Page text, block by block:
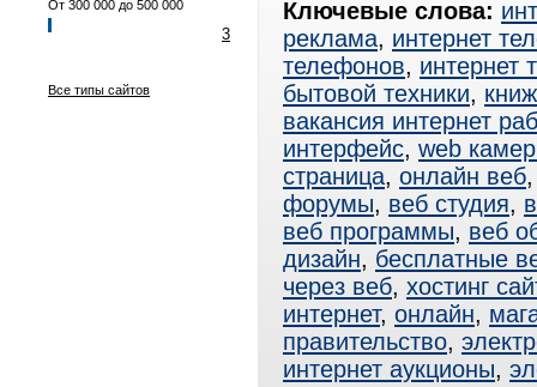
От 300 000 до 500 000
3
Все типы сайтов
Ключевые слова:
реклама, интернет
телефонов, интернет
бытовой техники,
вакансия интернет
интерфейс, web
страница, онлайн веб
форумы, веб студия,
веб программы, веб
дизайн, бесплатные
через веб, хостинг
интернет, онлайн,
правительство,
интернет аукционы,